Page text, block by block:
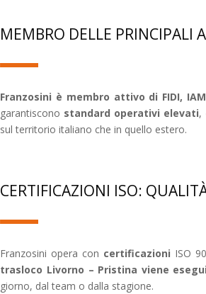
MEMBRO DELLE PRINCIPALI
Franzosini è membro attivo di FIDI, IAM,
garantiscono standard operativi elevati,
sul territorio italiano che in quello estero.
CERTIFICAZIONI ISO:
Franzosini opera con certificazioni ISO
trasloco Livorno – Pristina viene
giorno, dal team o dalla stagione.